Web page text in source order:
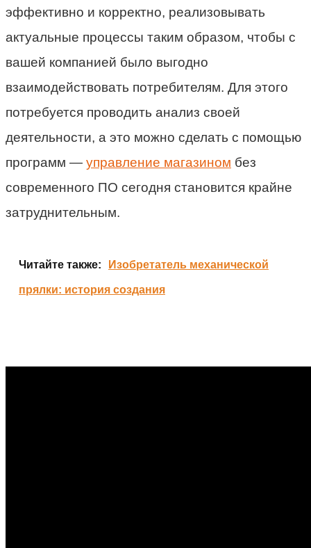
эффективно и корректно, реализовывать
актуальные процессы таким образом, чтобы с
вашей компанией было выгодно
взаимодействовать потребителям. Для этого
потребуется проводить анализ своей
деятельности, а это можно сделать с помощью
программ — управление магазином без
современного ПО сегодня становится крайне
затруднительным.
Читайте также: Изобретатель механической
прялки: история создания